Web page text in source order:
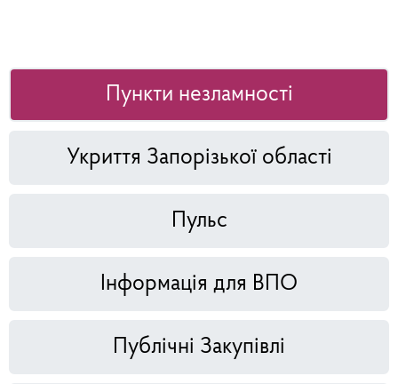
Пункти незламності
Укриття Запорізької області
Пульс
Інформація для ВПО
Публічні Закупівлі